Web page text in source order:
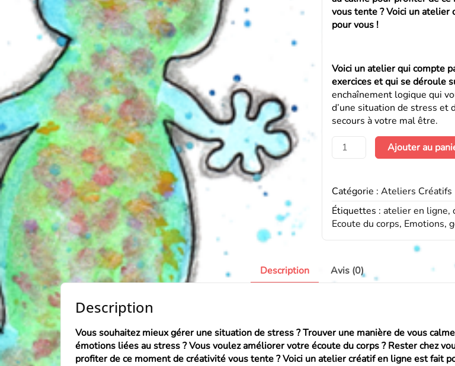
vous tente ? Voici un
pour vous !
Voici un atelier qui compte
exercices et qui se déroule
enchaînement logique qui
d’une situation de stress et
secours à votre mal être.
quantité
Gestion
du
Stress
Ajouter au
Catégorie : Ateliers Créatifs
Étiquettes : atelier en ligne,
Ecoute du corps, Emotions,
Description Avis (0)
Description
Vous souhaitez mieux gérer une situation de stress ? Trouver une manière de vous
émotions liées au stress ? Vous voulez améliorer votre écoute du corps ? Rester chez
profiter de ce moment de créativité vous tente ? Voici un atelier créatif en ligne est fait